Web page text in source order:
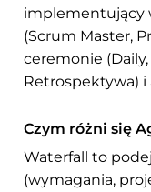
implementujący
(Scrum Master,
ceremonie
Retrospektywa)
Czym różni się
Waterfall to
(wymagania,